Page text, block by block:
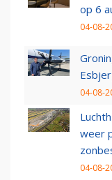
op 6
04-08-
04-08-
weer
04-08-